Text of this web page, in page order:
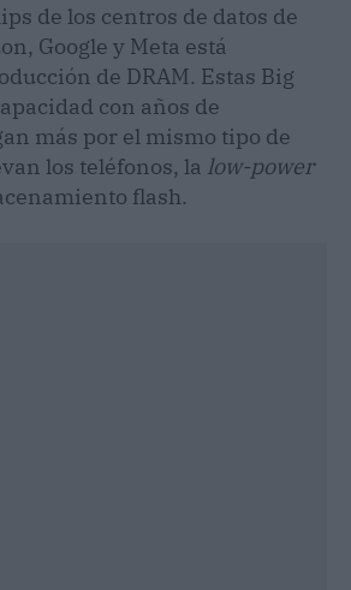
de los centros de datos de
Google y Meta está
de DRAM. Estas Big
con años de
más por el mismo tipo de
los teléfonos, la low-power
flash.